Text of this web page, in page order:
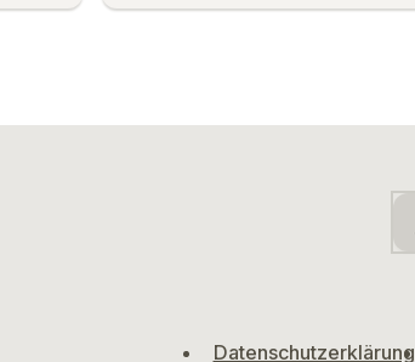
Datenschutzerklärung